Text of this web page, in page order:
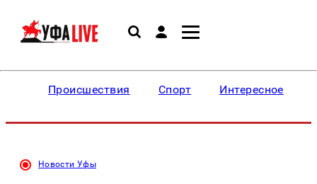
Происшествия Спорт Интересное
Новости Уфы